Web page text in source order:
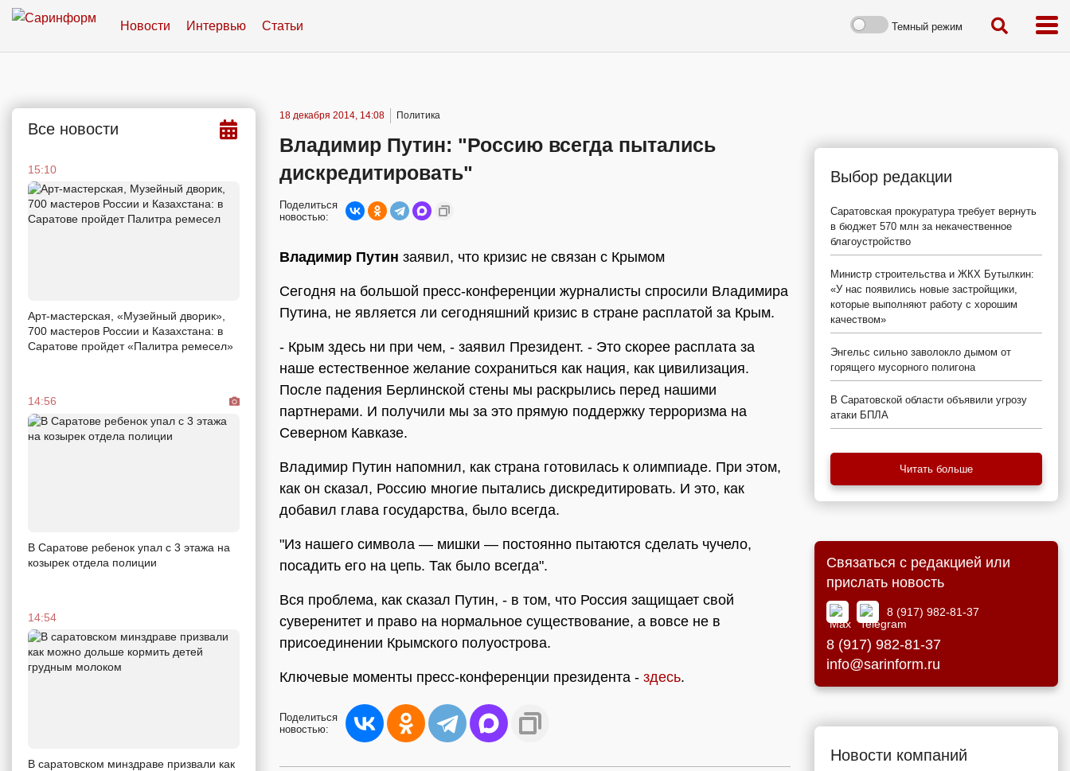
Новости Интервью Статьи Темный режим
Все новости
15:10
Арт-мастерская, «Музейный дворик»,
700 мастеров России и Казахстана: в
Саратове пройдет «Палитра ремесел»
14:56
В Саратове ребенок упал с 3 этажа на
козырек отдела полиции
14:54
В саратовском минздраве призвали как
18 декабря 2014, 14:08 Политика
Владимир Путин: "Россию всегда пытались
дискредитировать"
Поделиться
новостью:
Владимир Путин заявил, что кризис не связан с Крымом
Сегодня на большой пресс-конференции журналисты спросили Владимира
Путина, не является ли сегодняшний кризис в стране расплатой за Крым.
- Крым здесь ни при чем, - заявил Президент. - Это скорее расплата за
наше естественное желание сохраниться как нация, как цивилизация.
После падения Берлинской стены мы раскрылись перед нашими
партнерами. И получили мы за это прямую поддержку терроризма на
Северном Кавказе.
Владимир Путин напомнил, как страна готовилась к олимпиаде. При этом,
как он сказал, Россию многие пытались дискредитировать. И это, как
добавил глава государства, было всегда.
"Из нашего символа — мишки — постоянно пытаются сделать чучело,
посадить его на цепь. Так было всегда".
Вся проблема, как сказал Путин, - в том, что Россия защищает свой
суверенитет и право на нормальное существование, а вовсе не в
присоединении Крымского полуострова.
Ключевые моменты пресс-конференции президента - здесь.
Поделиться
новостью:
Выбор редакции
Саратовская прокуратура требует вернуть
в бюджет 570 млн за некачественное
благоустройство
Министр строительства и ЖКХ Бутылкин:
«У нас появились новые застройщики,
которые выполняют работу с хорошим
качеством»
Энгельс сильно заволокло дымом от
горящего мусорного полигона
В Саратовской области объявили угрозу
атаки БПЛА
Читать больше
Связаться с редакцией или
прислать новость
8 (917) 982-81-37
8 (917) 982-81-37
info@sarinform.ru
Новости компаний